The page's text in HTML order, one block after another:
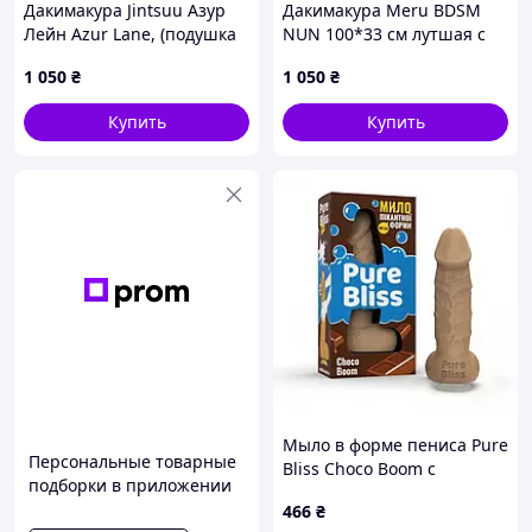
Дакимакура Jintsuu Азур
Лейн Azur Lane, (подушка
лутшая с быстрой
доставкой по Украине
1 050 ₴
Купить
Дакимакура Meru BDSM
NUN 100*33 см лутшая с
Украине
1 050 ₴
Купить
Персональные товарные
подборки в приложении
Мыло в форме пениса Pure
Bliss Choco Boom с
бежевое, 18 см Sex Aura
466 ₴